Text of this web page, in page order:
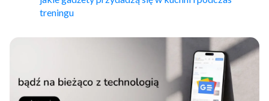
treningu